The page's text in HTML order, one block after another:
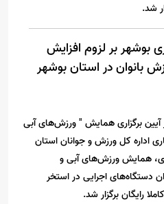
شد.
بوشهر بر لزوم افزایش
بانوان در استان بوشهر
برگزاری همایش " ورزش‌های آبی
اداره کل ورزش و جوانان استان
همایش ورزش‌های آبی و
دستگاه‌های اجرایی در استخر
رایگان برگزار شد.